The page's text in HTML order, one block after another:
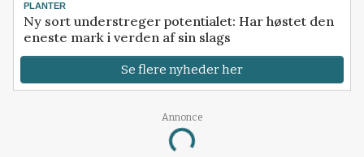
PLANTER
Ny sort understreger potentialet: Har høstet den
eneste mark i verden af sin slags
Se flere nyheder her
Annonce
Loading...